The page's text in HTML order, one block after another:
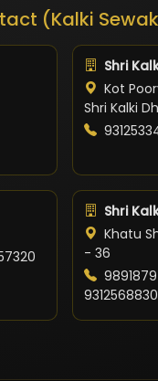
(Kalki
Shri
Kot
Shri Kalki
Shri
Khatu
- 36
9312568830